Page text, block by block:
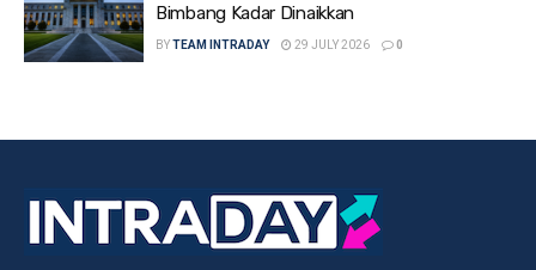
Bimbang Kadar Dinaikkan
BYTEAM INTRADAY 29 JULY 2026 0